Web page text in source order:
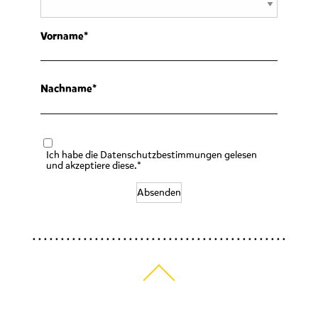
Vorname
Nachname
Ich habe die Datenschutzbestimmungen gelesen
und akzeptiere diese.*
Absenden